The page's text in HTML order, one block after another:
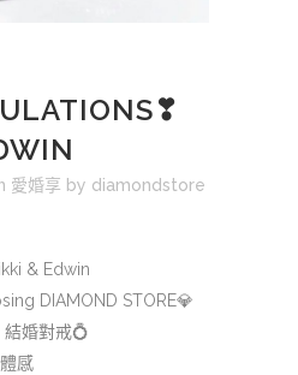
愛婚享 by diamondstore
& Edwin
DIAMOND STORE💎
結婚對戒💍
感